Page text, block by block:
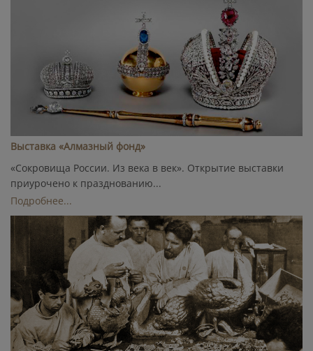
Выставка «Алмазный фонд»
«Сокровища России. Из века в век». Открытие выставки
приурочено к празднованию...
Подробнее...